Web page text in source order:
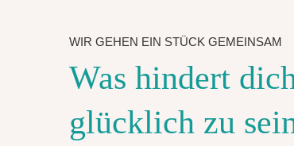
WIR GEHEN EIN STÜCK GEMEINSAM
Was hindert
glücklich zu